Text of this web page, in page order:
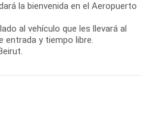
la bienvenida en el Aeropuerto
al vehículo que les llevará al
entrada y tiempo libre.